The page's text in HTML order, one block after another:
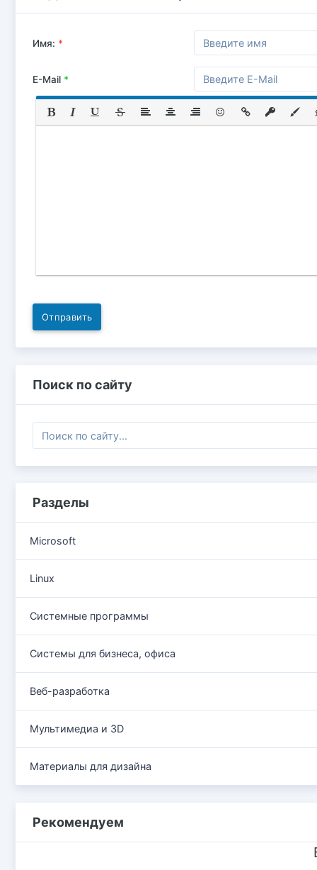
Имя: *
E-Mail *
Отправить
Поиск по сайту
Разделы
Microsoft
Linux
Системные программы
Системы для бизнеса, офиса
Веб-разработка
Мультимедиа и 3D
Материалы для дизайна
Рекомендуем